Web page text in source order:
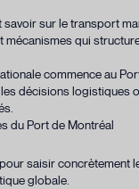
savoir sur le transport
qui
commence au
décisions logistiques
du Port de Montréal
saisir concrètement
globale.